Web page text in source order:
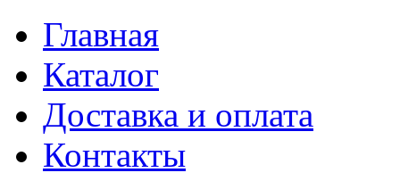
Главная
Каталог
Доставка и оплата
Контакты